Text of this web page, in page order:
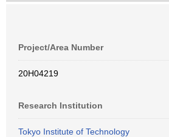
Project/Area Number
20H04219
Research Institution
Tokyo Institute of Technology